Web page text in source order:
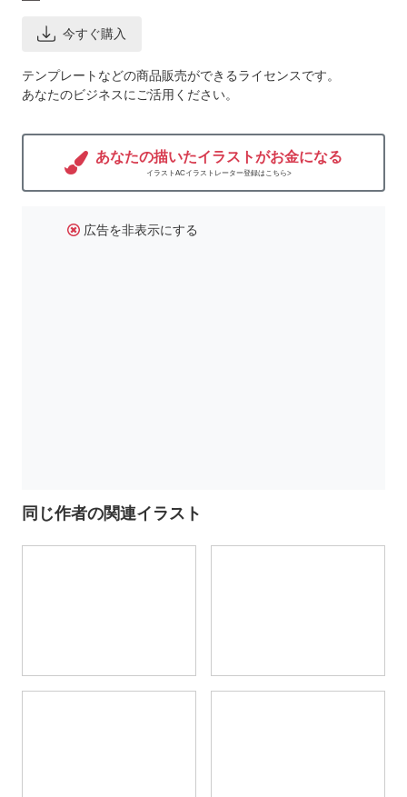
今すぐ購入
テンプレートなどの商品販売ができるライセンスです。
あなたのビジネスにご活用ください。
あなたの描いたイラストがお金になる
イラストACイラストレーター登録はこちら>
広告を非表示にする
同じ作者の関連イラスト